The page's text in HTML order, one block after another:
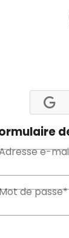
e-
de passe*